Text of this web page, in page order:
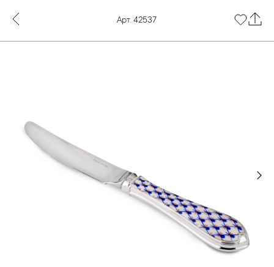
Арт. 42537